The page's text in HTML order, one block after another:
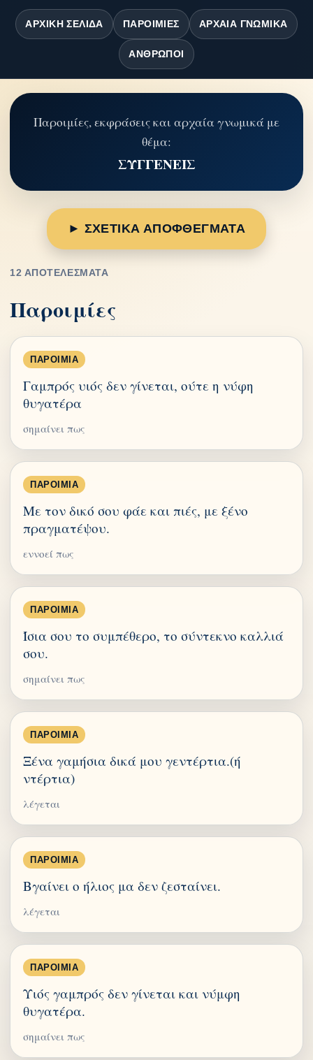
ΑΡΧΙΚΉ ΣΕΛΊΔΑ ΠΑΡΟΙΜΊΕΣ ΑΡΧΑΊΑ ΓΝΩΜΙΚΆ
ΆΝΘΡΩΠΟΙ
Παροιμίες, εκφράσεις και αρχαία γνωμικά με
θέμα:
ΣΥΓΓΕΝΕΙΣ
► ΣΧΕΤΙΚΑ ΑΠΟΦΘΕΓΜΑΤΑ
12 ΑΠΟΤΕΛΈΣΜΑΤΑ
Παροιμίες
ΠΑΡΟΙΜΊΑ
Γαμπρός υιός δεν γίνεται, ούτε η νύφη
θυγατέρα
σημαίνει πως
ΠΑΡΟΙΜΊΑ
Με τον δικό σου φάε και πιές, με ξένο
πραγματέψου.
εννοεί πως
ΠΑΡΟΙΜΊΑ
Ίσια σου το συμπέθερο, το σύντεκνο καλλιά
σου.
σημαίνει πως
ΠΑΡΟΙΜΊΑ
Ξένα γαμήσια δικά μου γεντέρτια.(ή
ντέρτια)
λέγεται
ΠΑΡΟΙΜΊΑ
Βγαίνει ο ήλιος μα δεν ζεσταίνει.
λέγεται
ΠΑΡΟΙΜΊΑ
Υιός γαμπρός δεν γίνεται και νύμφη
θυγατέρα.
σημαίνει πως